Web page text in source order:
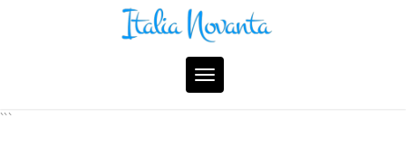
Toggle
navigation
```